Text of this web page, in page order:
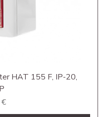
HAT 155 F, IP-20,